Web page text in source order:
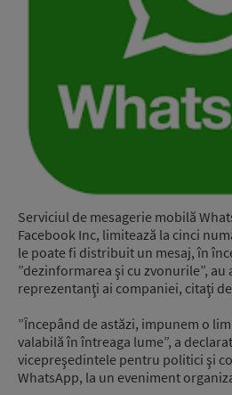
Serviciul de mesagerie mobilă
Facebook Inc, limitează la cinci
le poate fi distribuit un mesaj, în
”dezinformarea şi cu zvonurile”,
reprezentanţi ai companiei, citaţi
”Începând de astăzi, impunem o
valabilă în întreaga lume”, a
vicepreşedintele pentru politici şi
WhatsApp, la un eveniment